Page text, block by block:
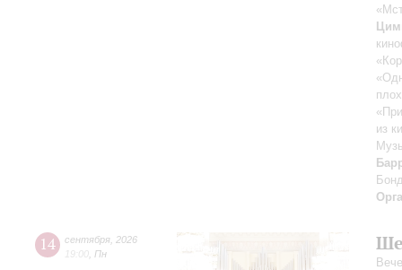
из
14 сентября 2026
19:00 Пн